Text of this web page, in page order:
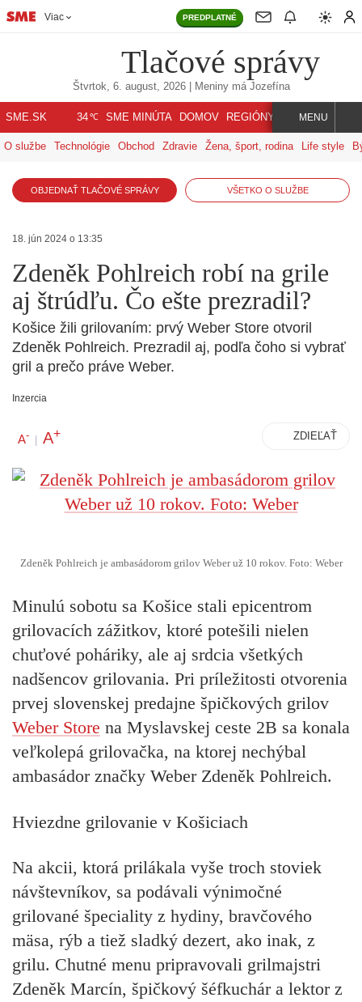
Viac PREDPLATNÉ
Tlačové správy
Štvrtok, 6. august, 2026| Meniny má Jozefína
SME.SK 34℃ SME MINÚTA DOMOV REGIÓNY INDEX SVET
MENU
O službe Technológie Obchod Zdravie Žena, šport, rodina Life style
OBJEDNAŤ TLAČOVÉ SPRÁVY VŠETKO O SLUŽBE
18. jún 2024 o 13:35
Zdeněk Pohlreich robí na grile
aj štrúdľu. Čo ešte prezradil?
Košice žili grilovaním: prvý Weber Store otvoril
Zdeněk Pohlreich. Prezradil aj, podľa čoho si vybrať
gril a prečo práve Weber.
Inzercia
A- | A+ ZDIEĽAŤ
Zdeněk Pohlreich je ambasádorom grilov Weber už 10 rokov. Foto: Weber
Minulú sobotu sa Košice stali epicentrom
grilovacích zážitkov, ktoré potešili nielen
chuťové poháriky, ale aj srdcia všetkých
nadšencov grilovania. Pri príležitosti otvorenia
prvej slovenskej predajne špičkových grilov
Weber Store na Myslavskej ceste 2B sa konala
veľkolepá grilovačka, na ktorej nechýbal
ambasádor značky Weber Zdeněk Pohlreich.
Hviezdne grilovanie v Košiciach
Na akcii, ktorá prilákala vyše troch stoviek
návštevníkov, sa podávali výnimočné
grilované špeciality z hydiny, bravčového
mäsa, rýb a tiež sladký dezert, ako inak, z
grilu. Chutné menu pripravovali grilmajstri
Zdeněk Marcín, špičkový šéfkuchár a lektor z